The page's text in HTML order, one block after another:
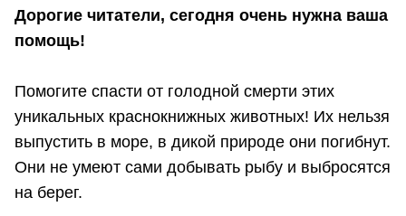
Дорогие читатели, сегодня очень нужна ваша
помощь!
Помогите спасти от голодной смерти этих
уникальных краснокнижных животных! Их нельзя
выпустить в море, в дикой природе они погибнут.
Они не умеют сами добывать рыбу и выбросятся
на берег.